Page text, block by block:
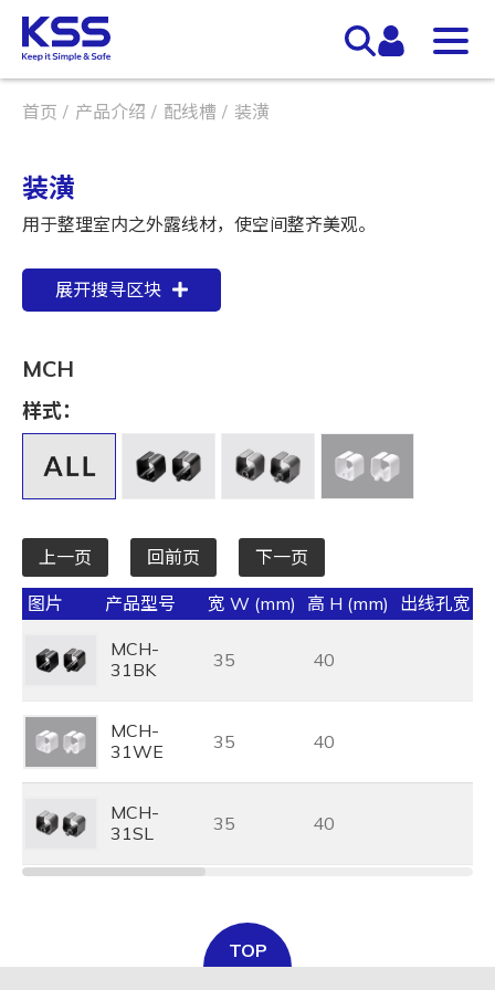
首页 产品介绍 配线槽 装潢
装潢
用于整理室内之外露线材，使空间整齐美观。
展开搜寻区块
MCH
样式：
上一页 回前页 下一页
图片 产品型号 宽 W (mm) 高 H (mm) 出线孔宽 S
MCH-
31BK
35 40
MCH-
31WE
35 40
MCH-
31SL
35 40
TOP